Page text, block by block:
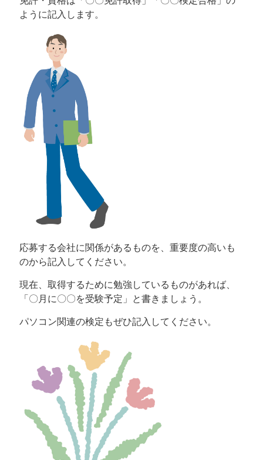
ように記入します。
応募する会社に関係があるものを、重要度の高いも
のから記入してください。
現在、取得するために勉強しているものがあれば、
「〇月に〇〇を受験予定」と書きましょう。
パソコン関連の検定もぜひ記入してください。